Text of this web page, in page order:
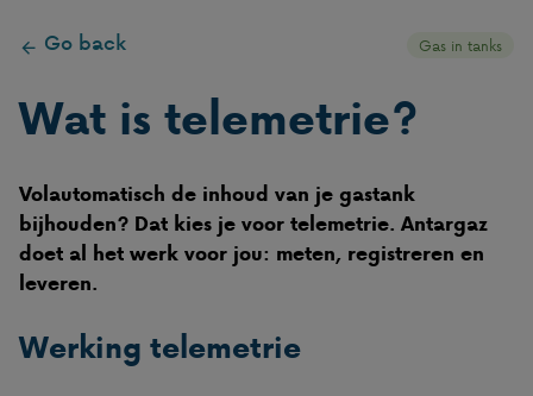
Go back Gas in tanks
Wat is telemetrie?
Volautomatisch de inhoud van je gastank
bijhouden? Dat kies je voor telemetrie. Antargaz
doet al het werk voor jou: meten, registreren en
leveren.
Werking telemetrie